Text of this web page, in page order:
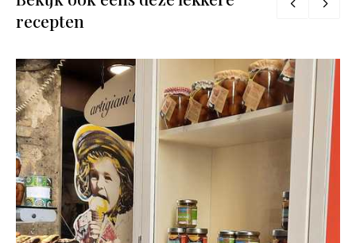
recepten